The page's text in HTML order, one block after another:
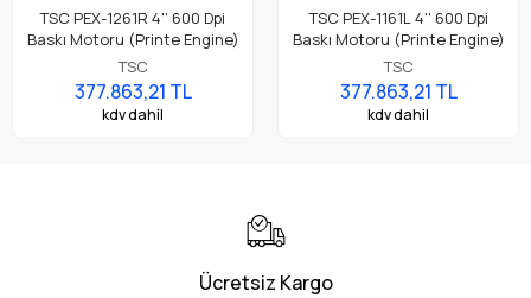
TSC PEX-1261R 4'' 600 Dpi
Baskı Motoru (Printe Engine)
TSC
377.863,21 TL
kdv dahil
TSC PEX-1161L 4'' 600 Dpi
Baskı Motoru (Printe Engine)
TSC
377.863,21 TL
kdv dahil
Ücretsiz Kargo